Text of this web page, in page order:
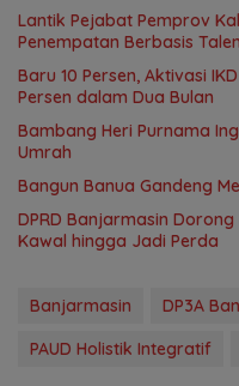
Lantik Pejabat Pemprov
Penempatan Berbasis
Baru 10 Persen, Aktivasi
Persen dalam Dua Bulan
Bambang Heri Purnama
Umrah
Bangun Banua Gandeng
DPRD Banjarmasin
Kawal hingga Jadi Perda
Banjarmasin DP3A
PAUD Holistik Integratif